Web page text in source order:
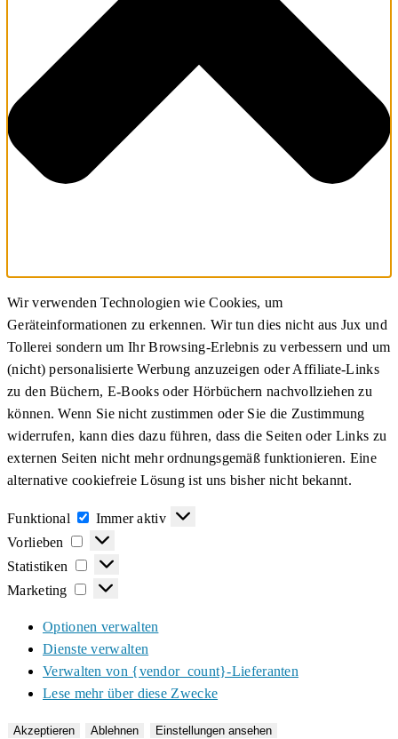
Wir verwenden Technologien wie Cookies, um
Geräteinformationen zu erkennen. Wir tun dies nicht aus Jux und
Tollerei sondern um Ihr Browsing-Erlebnis zu verbessern und um
(nicht) personalisierte Werbung anzuzeigen oder Affiliate-Links
zu den Büchern, E-Books oder Hörbüchern nachvollziehen zu
können. Wenn Sie nicht zustimmen oder Sie die Zustimmung
widerrufen, kann dies dazu führen, dass die Seiten oder Links zu
externen Seiten nicht mehr ordnungsgemäß funktionieren. Eine
alternative cookiefreie Lösung ist uns bisher nicht bekannt.
Funktional Funktional
Immer aktiv
Vorlieben
Vorlieben
Statistiken
Statistiken
Marketing
Marketing
Optionen verwalten
Dienste verwalten
Verwalten von {vendor_count}-Lieferanten
Lese mehr über diese Zwecke
Akzeptieren Ablehnen
Einstellungen ansehen